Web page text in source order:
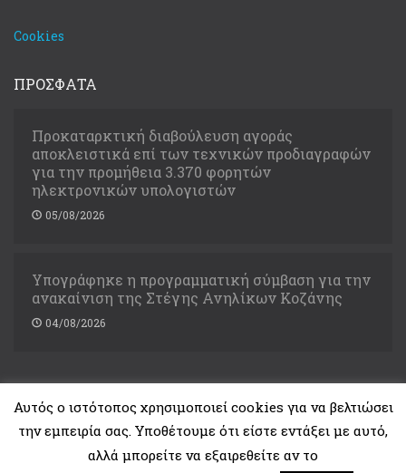
Cookies
ΠΡΟΣΦΑΤΑ
Προκαταρκτική διαβούλευση αγοράς
αποκλειστικά επί των τεχνικών προδιαγραφών
για την προμήθεια 3.370 φορητών
ηλεκτρονικών υπολογιστών
05/08/2026
Υπογράφηκε η προγραμματική σύμβαση για την
ανακαίνιση της Στέγης Ανηλίκων Κοζάνης
04/08/2026
Copyright © 2021. Υπουργείο Δικαιοσύνης
Developed byThemeMakers
Αυτός ο ιστότοπος χρησιμοποιεί cookies για να βελτιώσει
την εμπειρία σας. Υποθέτουμε ότι είστε εντάξει με αυτό,
αλλά μπορείτε να εξαιρεθείτε αν το